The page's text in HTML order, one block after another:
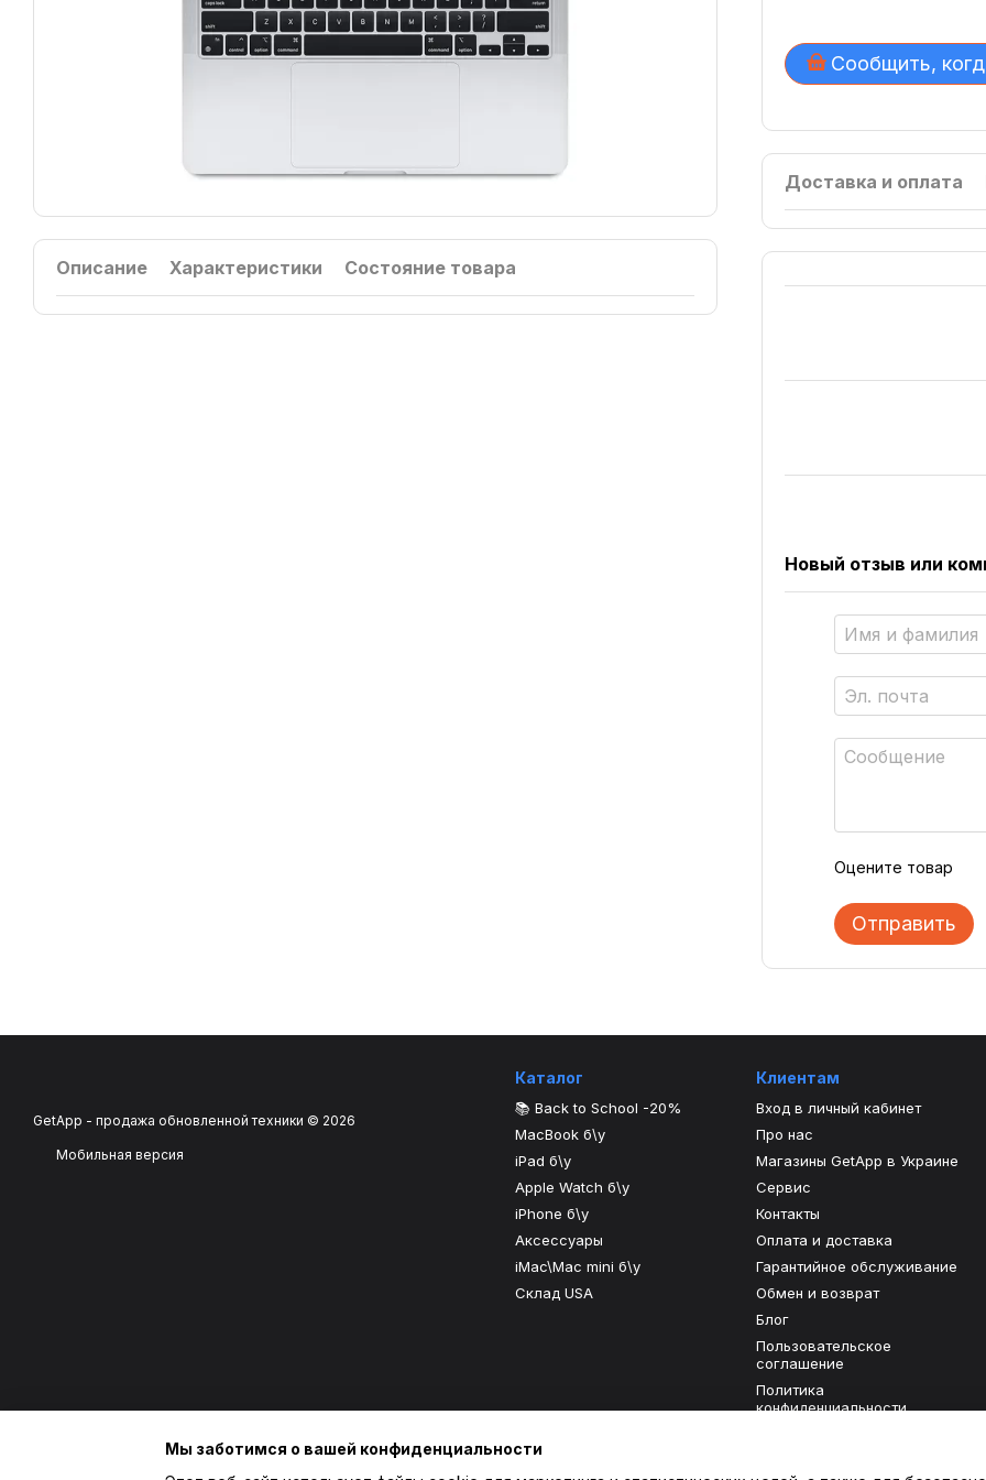
Описание Характеристики Состояние товара
Сообщить,
Доставка и оплата
Новый отзыв или
Оцените товар
Отправить
GetApp - продажа обновленной техники © 2026
Мобильная версия
Каталог
📚 Back to School -20%
MacBook б\у
iPad б\у
Apple Watch б\у
iPhone б\у
Аксессуары
iMac\Mac mini б\у
Склад USA
Клиентам
Вход в личный кабинет
Про нас
Магазины GetApp в Украине
Сервис
Контакты
Оплата и доставка
Гарантийное обслуживание
Обмен и возврат
Блог
Пользовательское
соглашение
Политика
конфиденциальности
Мы заботимся о вашей конфиденциальности